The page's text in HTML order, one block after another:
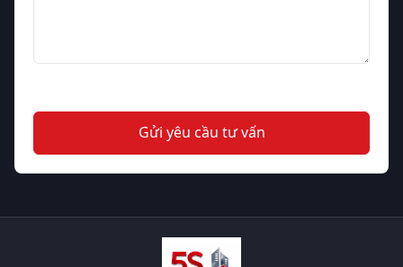
Gửi yêu cầu tư vấn